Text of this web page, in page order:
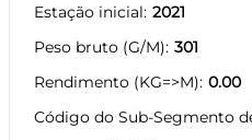
Estação inicial 2021
Peso bruto (G/M) 301
Rendimento (KG=>M) 0.00
Código do Sub-Segmento